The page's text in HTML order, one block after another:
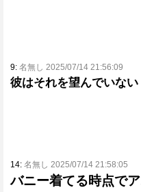
9: 名無し 2025/07/14 21:56:09
彼はそれを望んでいない
14: 名無し 2025/07/14 21:58:05
バニー着てる時点で